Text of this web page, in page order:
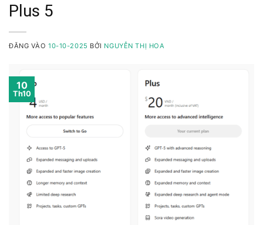
Plus 5
ĐĂNG VÀO10-10-2025 BỞI NGUYỄN THỊ HOA
10
Th10